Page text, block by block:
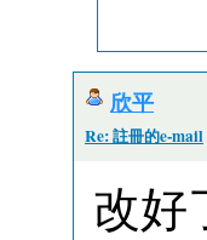
欣平
Re: 註冊的e-mail
改好